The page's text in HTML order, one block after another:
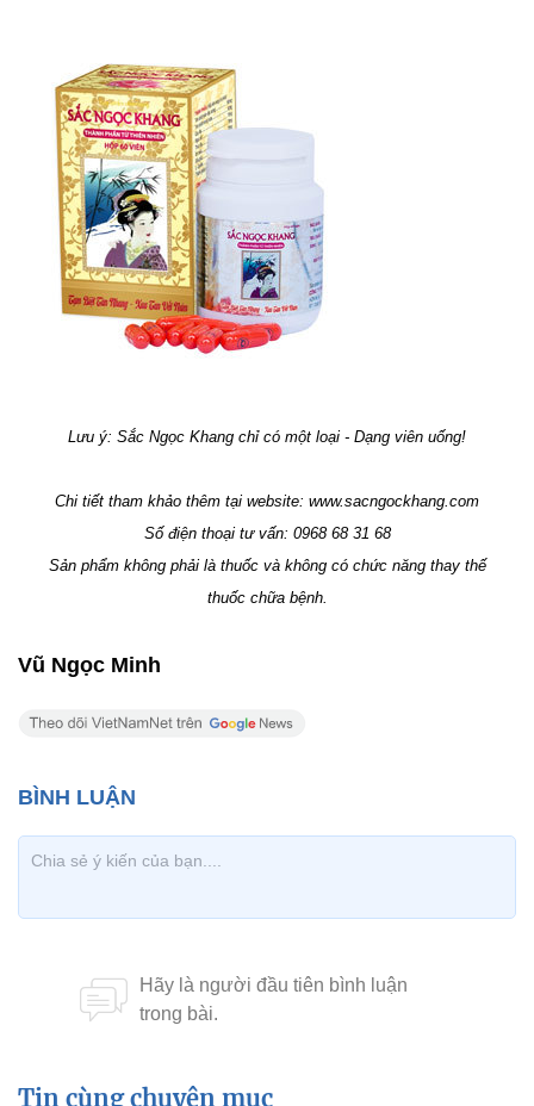
Lưu ý: Sắc Ngọc Khang chỉ có một loại - Dạng viên uống!
Chi tiết tham khảo thêm tại website: www.sacngockhang.com
Số điện thoại tư vấn: 0968 68 31 68
Sản phẩm không phải là thuốc và không có chức năng thay thế
thuốc chữa bệnh.
Vũ Ngọc Minh
Tin cùng chuyên mục